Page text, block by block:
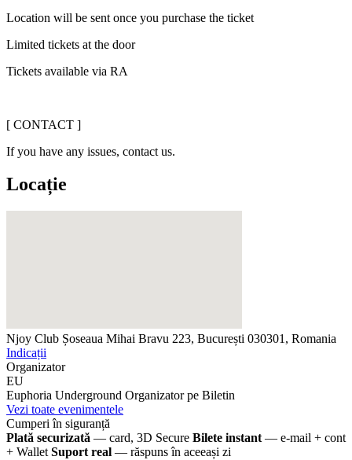
Location will be sent once you purchase the ticket
Limited tickets at the door
Tickets available via RA
[ CONTACT ]
If you have any issues, contact us.
Locație
Njoy Club Șoseaua Mihai Bravu 223, București 030301, Romania
Indicații
Organizator
EU
Euphoria Underground Organizator pe Biletin
Vezi toate evenimentele
Cumperi în siguranță
Plată securizată — card, 3D Secure Bilete instant — e-mail + cont
+ Wallet Suport real — răspuns în aceeași zi